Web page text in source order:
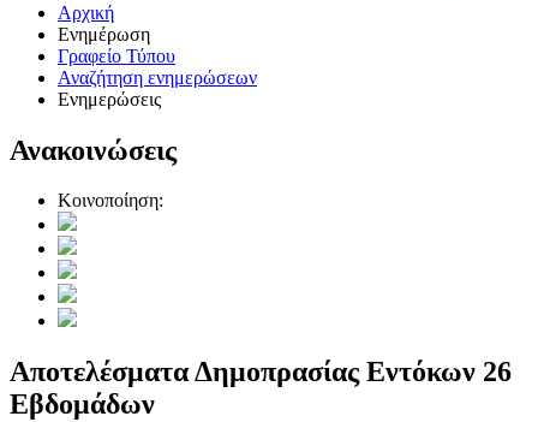
Αρχική
Ενημέρωση
Γραφείο Τύπου
Αναζήτηση ενημερώσεων
Ενημερώσεις
Ανακοινώσεις
Κοινοποίηση:
Αποτελέσματα Δημοπρασίας Εντόκων 26
Εβδομάδων